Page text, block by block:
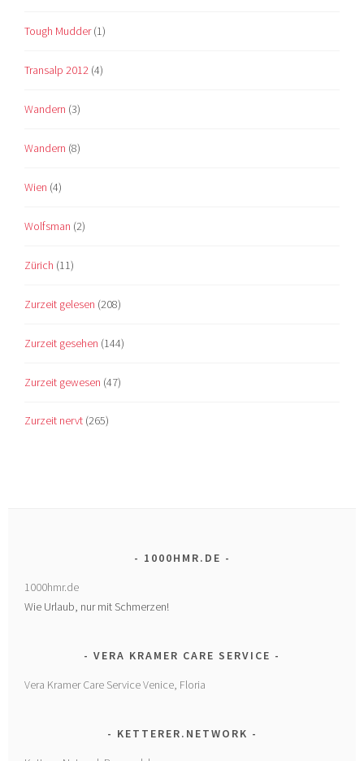
Tough Mudder(1)
Transalp 2012 (4)
Wandern (3)
Wandern (8)
Wien (4)
Wolfsman (2)
Zürich (11)
Zurzeit gelesen (208)
Zurzeit gesehen (144)
Zurzeit gewesen (47)
Zurzeit nervt (265)
1000HMR.DE
1000hmr.de
Wie Urlaub, nur mit Schmerzen!
VERA KRAMER CARE SERVICE
Vera Kramer Care Service Venice, Floria
KETTERER.NETWORK